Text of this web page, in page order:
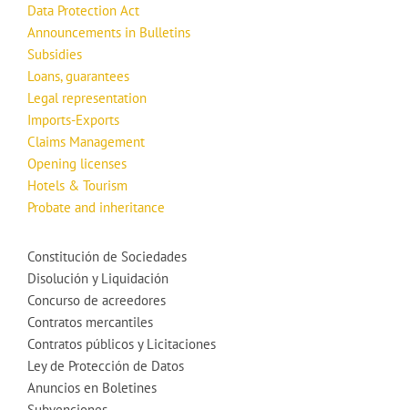
Data Protection Act
Announcements in Bulletins
Subsidies
Loans, guarantees
Legal representation
Imports-Exports
Claims Management
Opening licenses
Hotels & Tourism
Probate and inheritance
Constitución de Sociedades
Disolución y Liquidación
Concurso de acreedores
Contratos mercantiles
Contratos públicos y Licitaciones
Ley de Protección de Datos
Anuncios en Boletines